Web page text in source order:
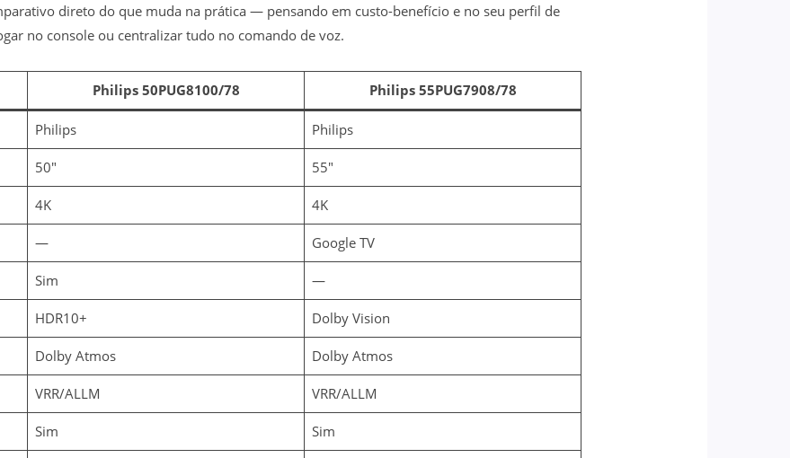
direto do que muda na prática — pensando em custo-benefício e no seu perfil de
no console ou centralizar tudo no comando de voz.
Philips 50PUG8100/78 Philips 55PUG7908/78
Philips Philips
50″ 55″
4K 4K
— Google TV
Sim —
HDR10+ Dolby Vision
Dolby Atmos Dolby Atmos
VRR/ALLM VRR/ALLM
Sim Sim